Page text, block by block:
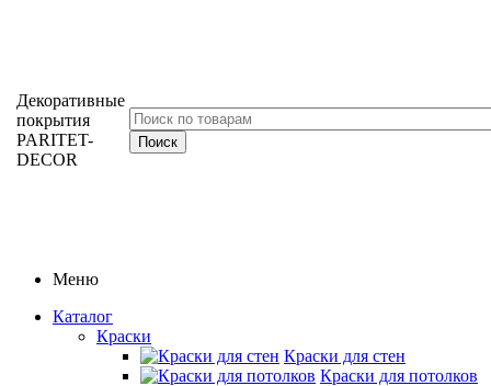
Декоративные
покрытия
PARITET-
DECOR
Меню
Каталог
Краски
Краски для стен
Краски для потолков